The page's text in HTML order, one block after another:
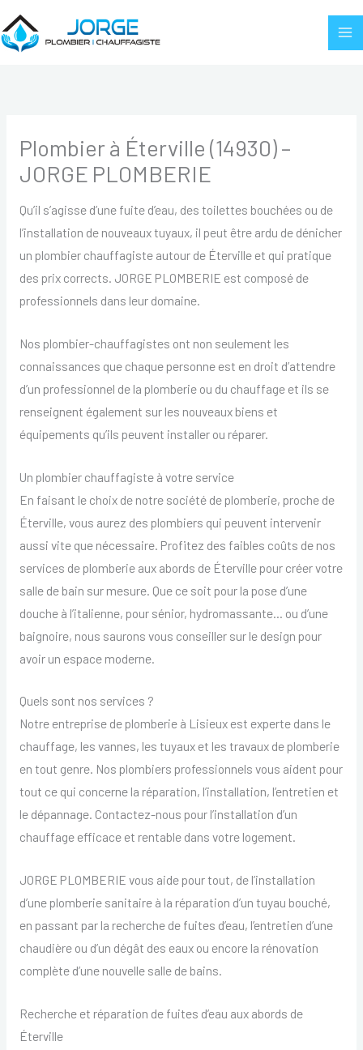
au
contenu
Plombier à Éterville (14930) –
JORGE PLOMBERIE
Qu’il s’agisse d’une fuite d’eau, des toilettes bouchées ou de
l’installation de nouveaux tuyaux, il peut être ardu de dénicher
un plombier chauffagiste autour de Éterville et qui pratique
des prix corrects. JORGE PLOMBERIE est composé de
professionnels dans leur domaine.
Nos plombier-chauffagistes ont non seulement les
connaissances que chaque personne est en droit d’attendre
d’un professionnel de la plomberie ou du chauffage et ils se
renseignent également sur les nouveaux biens et
équipements qu’ils peuvent installer ou réparer.
Un plombier chauffagiste à votre service
En faisant le choix de notre société de plomberie, proche de
Éterville, vous aurez des plombiers qui peuvent intervenir
aussi vite que nécessaire. Profitez des faibles coûts de nos
services de plomberie aux abords de Éterville pour créer votre
salle de bain sur mesure. Que ce soit pour la pose d’une
douche à l’italienne, pour sénior, hydromassante… ou d’une
baignoire, nous saurons vous conseiller sur le design pour
avoir un espace moderne.
Quels sont nos services ?
Notre entreprise de plomberie à Lisieux est experte dans le
chauffage, les vannes, les tuyaux et les travaux de plomberie
en tout genre. Nos plombiers professionnels vous aident pour
tout ce qui concerne la réparation, l’installation, l’entretien et
le dépannage. Contactez-nous pour l’installation d’un
chauffage efficace et rentable dans votre logement.
JORGE PLOMBERIE vous aide pour tout, de l’installation
d’une plomberie sanitaire à la réparation d’un tuyau bouché,
en passant par la recherche de fuites d’eau, l’entretien d’une
chaudière ou d’un dégât des eaux ou encore la rénovation
complète d’une nouvelle salle de bains.
Recherche et réparation de fuites d’eau aux abords de
Éterville